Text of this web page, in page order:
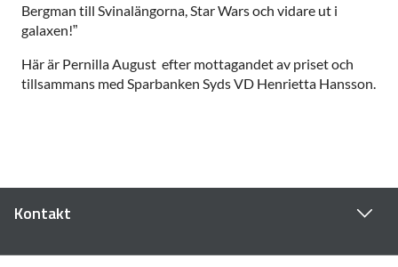
Bergman till Svinalängorna, Star Wars och vidare ut i
galaxen!”
Här är Pernilla August efter mottagandet av priset och
tillsammans med Sparbanken Syds VD Henrietta Hansson.
Kontakt